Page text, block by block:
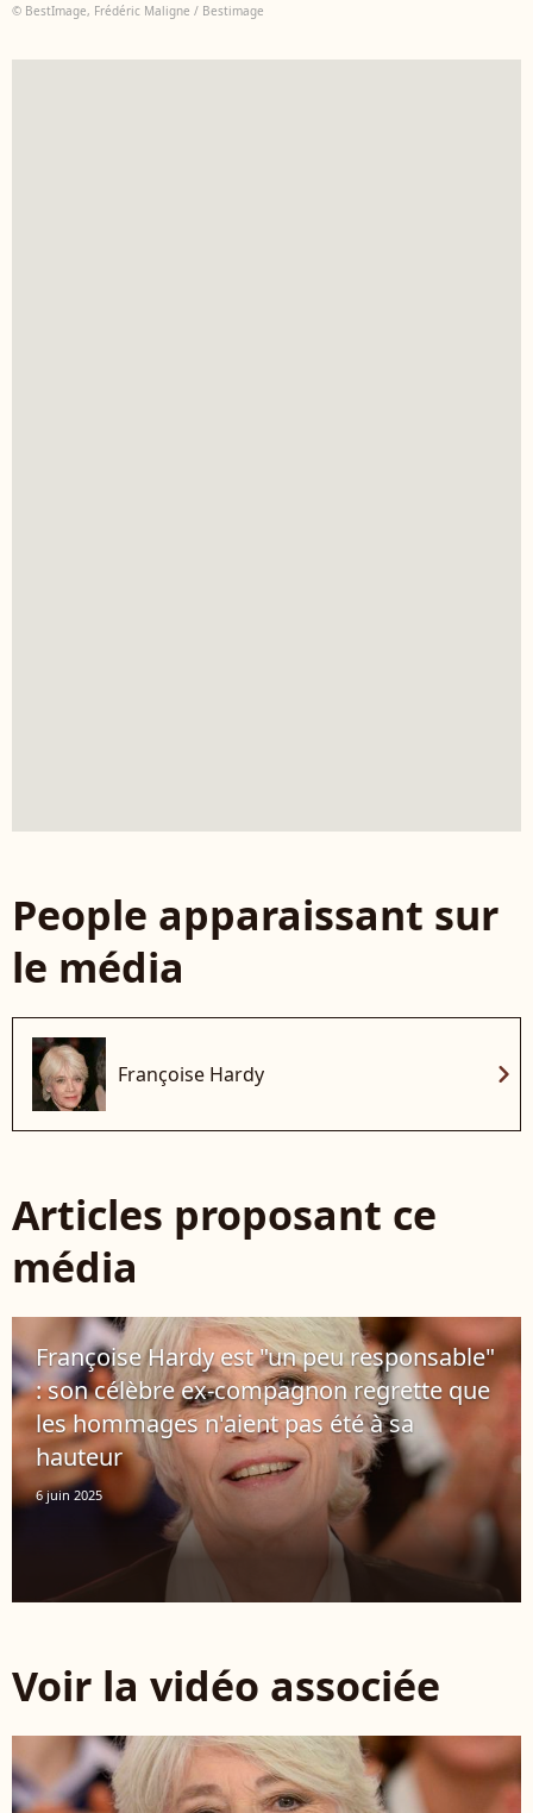
© BestImage, Frédéric Maligne / Bestimage
People apparaissant sur
le média
Françoise Hardy chevron_right
Articles proposant ce
média
Françoise Hardy est "un peu responsable"
: son célèbre ex-compagnon regrette que
les hommages n'aient pas été à sa
hauteur
6 juin 2025
Voir la vidéo associée